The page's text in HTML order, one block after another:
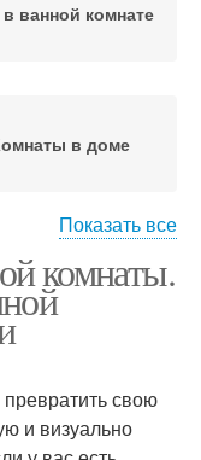
ванной комнате
в доме
комната
с душевым
Показать все
комнаты.
свою
и визуально